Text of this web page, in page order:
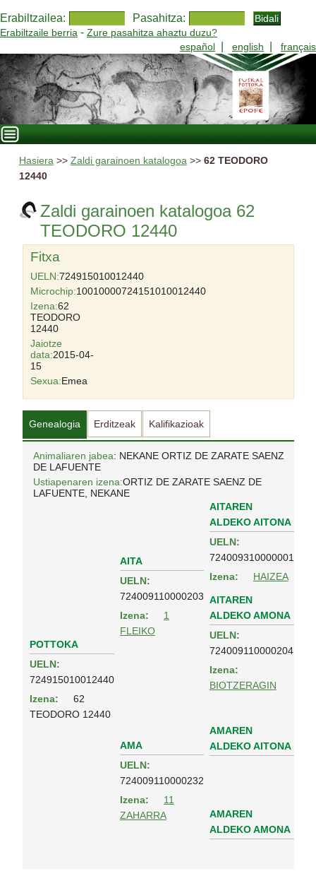
Erabiltzailea: Pasahitza:
Erabiltzaile berria - Zure pasahitza ahaztu duzu?
español
english français
Hasiera>> Zaldi garainoen katalogoa>> 62 TEODORO
12440
Zaldi garainoen katalogoa 62
TEODORO 12440
Fitxa
UELN:724915010012440
Microchip:10010000724151010012440
Izena:62
TEODORO
12440
Jaiotze
data:2015-04-
15
Sexua:Emea
Genealogia Erditzeak Kalifikazioak
Animaliaren jabea: NEKANE ORTIZ DE ZARATE SAENZ
DE LAFUENTE
Ustiapenaren izena:ORTIZ DE ZARATE SAENZ DE
LAFUENTE, NEKANE
POTTOKA
UELN:
724915010012440
Izena:
62
TEODORO 12440
AITA
UELN:
724009110000203
Izena:
1
FLEIKO
AITAREN
ALDEKO AITONA
UELN:
724009310000001
Izena:
HAIZEA
AITAREN
ALDEKO AMONA
UELN:
724009110000204
Izena:
BIOTZERAGIN
AMA
UELN:
724009110000232
Izena:
11
ZAHARRA
AMAREN
ALDEKO AITONA
AMAREN
ALDEKO AMONA